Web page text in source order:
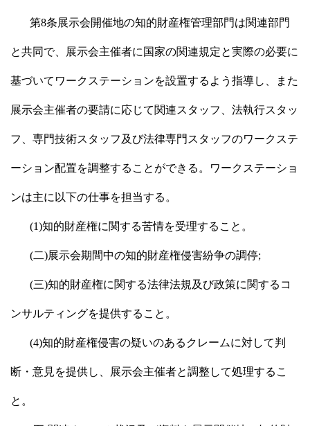
第8条展示会開催地の知的財産権管理部門は関連部門
と共同で、展示会主催者に国家の関連規定と実際の必要に
基づいてワークステーションを設置するよう指導し、また
展示会主催者の要請に応じて関連スタッフ、法執行スタッ
フ、専門技術スタッフ及び法律専門スタッフのワークステ
ーション配置を調整することができる。ワークステーショ
ンは主に以下の仕事を担当する。
(1)知的財産権に関する苦情を受理すること。
(二)展示会期間中の知的財産権侵害紛争の調停;
(三)知的財産権に関する法律法規及び政策に関するコ
ンサルティングを提供すること。
(4)知的財産権侵害の疑いのあるクレームに対して判
断・意見を提供し、展示会主催者と調整して処理するこ
と。